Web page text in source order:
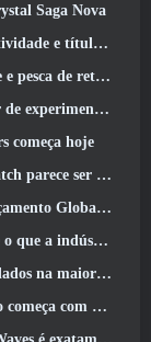
Saga Nova
no jogo
de retrabalhos
o Bullet Fest
começa hoje
sobrecarregado
RF Online
MMO precisa agora
nos últimos dez anos
E para a plataforma Steam